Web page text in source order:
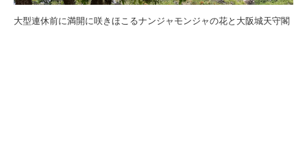
大型連休前に満開に咲きほこるナンジャモンジャの花と大阪城天守閣